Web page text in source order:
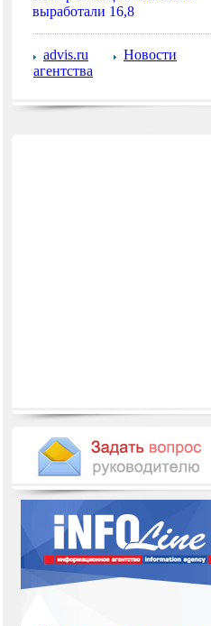
выработали 16,8
advis.ru
Новости
агентства